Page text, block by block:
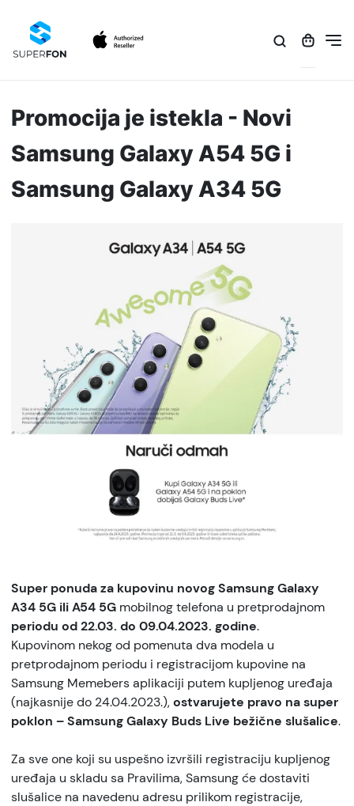
Promocija je istekla - Novi
Samsung Galaxy A54 5G i
Samsung Galaxy A34 5G
Super ponuda za kupovinu novog Samsung Galaxy
A34 5G ili A54 5G mobilnog telefona u pretprodajnom
periodu od 22.03. do 09.04.2023. godine.
Kupovinom nekog od pomenuta dva modela u
pretprodajnom periodu i registracijom kupovine na
Samsung Memebers aplikaciji putem kupljenog uređaja
(najkasnije do 24.04.2023.),ostvarujete pravo na super
poklon – Samsung Galaxy Buds Live bežične slušalice.
Za sve one koji su uspešno izvršili registraciju kupljenog
uređaja u skladu sa Pravilima, Samsung će dostaviti
slušalice na navedenu adresu prilikom registracije,